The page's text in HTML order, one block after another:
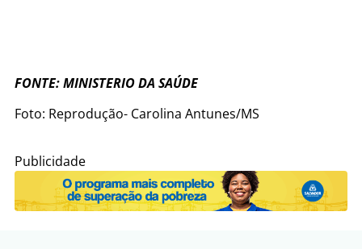
FONTE: MINISTERIO DA SAÚDE
Foto: Reprodução- Carolina Antunes/MS
Publicidade